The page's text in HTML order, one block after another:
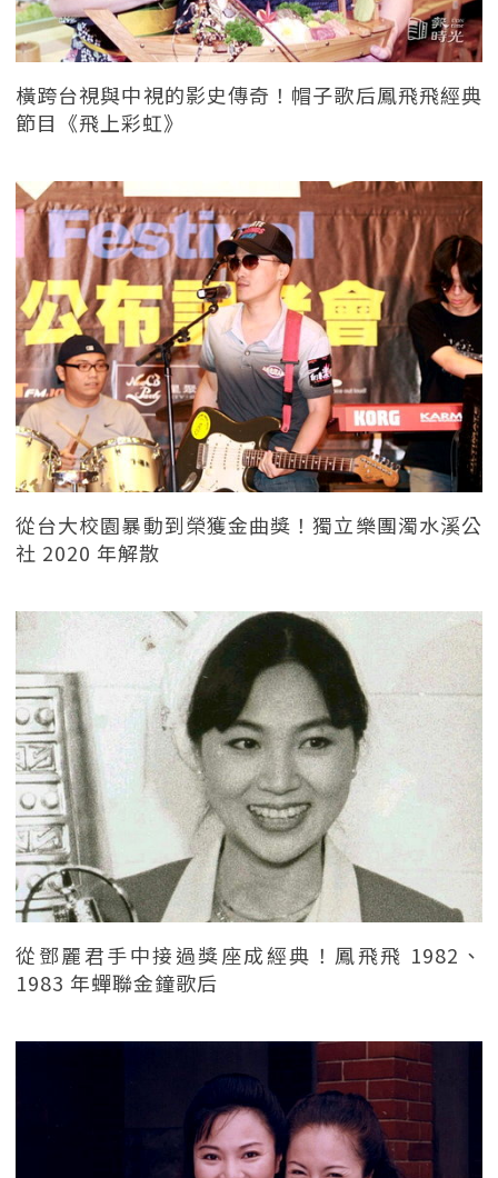
橫跨台視與中視的影史傳奇！帽子歌后鳳飛飛經典
節目《飛上彩虹》
從台大校園暴動到榮獲金曲獎！獨立樂團濁水溪公
社 2020 年解散
從鄧麗君手中接過獎座成經典！鳳飛飛 1982、
1983 年蟬聯金鐘歌后